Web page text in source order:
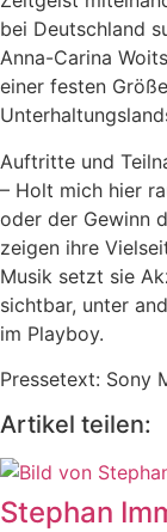
bei Deutschland
Anna-Carina
einer festen
Auftritte und
– Holt mich hier
oder der Gewinn
zeigen ihre
Musik setzt sie
sichtbar, unter
im Playboy.
Pressetext: Sony
Artikel teilen:
Stephan